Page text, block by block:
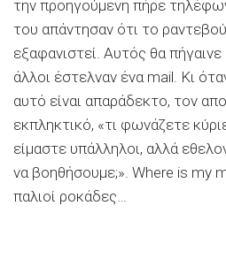
την προηγούμενη πήρε
του απάντησαν ότι το
εξαφανιστεί. Αυτός θα πήγαινε
άλλοι έστελναν ένα mail. Κι
αυτό είναι απαράδεκτο, τον
εκπληκτικό, «τι φωνάζετε
είμαστε υπάλληλοι, αλλά
να βοηθήσουμε;». Where is my
παλιοί ροκάδες…